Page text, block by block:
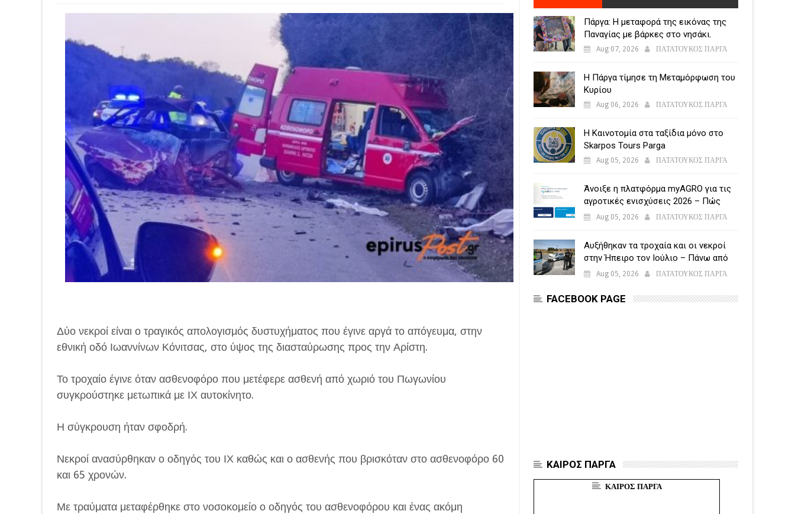
Δύο νεκροί είναι ο τραγικός απολογισμός δυστυχήματος που έγινε αργά το απόγευμα, στην
εθνική οδό Ιωαννίνων Κόνιτσας, στο ύψος της διασταύρωσης προς την Αρίστη.
Το τροχαίο έγινε όταν ασθενοφόρο που μετέφερε ασθενή από χωριό του Πωγωνίου
συγκρούστηκε μετωπικά με ΙΧ αυτοκίνητο.
Η σύγκρουση ήταν σφοδρή.
Νεκροί ανασύρθηκαν ο οδηγός του ΙΧ καθώς και ο ασθενής που βρισκόταν στο ασθενοφόρο 60
και 65 χρονών.
Με τραύματα μεταφέρθηκε στο νοσοκομείο ο οδηγός του ασθενοφόρου και ένας ακόμη
POSTS
Πάργα: Η μεταφορά της εικόνας της
Παναγίας με βάρκες στο νησάκι.
Aug 07, 2026 ΠΑΤΑΤΟΥΚΟΣ ΠΑΡΓΑ
Η Πάργα τίμησε τη Μεταμόρφωση του
Κυρίου
Aug 06, 2026 ΠΑΤΑΤΟΥΚΟΣ ΠΑΡΓΑ
Η Καινοτομία στα ταξίδια μόνο στο
Skarpos Tours Parga
Aug 05, 2026 ΠΑΤΑΤΟΥΚΟΣ ΠΑΡΓΑ
Άνοιξε η πλατφόρμα myAGRO για τις
αγροτικές ενισχύσεις 2026 – Πώς
υποβάλλεται η Ενιαία Αίτηση
Aug 05, 2026 ΠΑΤΑΤΟΥΚΟΣ ΠΑΡΓΑ
Αυξήθηκαν τα τροχαία και οι νεκροί
στην Ήπειρο τον Ιούλιο – Πάνω από
5.500 παραβάσεις
Aug 05, 2026 ΠΑΤΑΤΟΥΚΟΣ ΠΑΡΓΑ
FACEBOOK PAGE
ΚΑΙΡΟΣ ΠΑΡΓΑ
ΚΑΙΡΟΣ ΠΑΡΓΑ